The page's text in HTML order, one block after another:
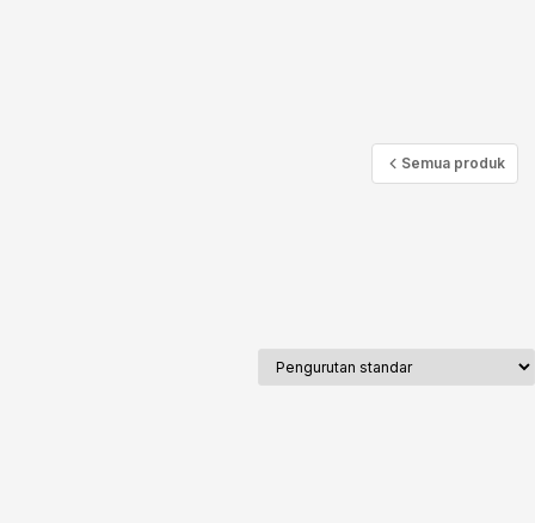
Semua produk